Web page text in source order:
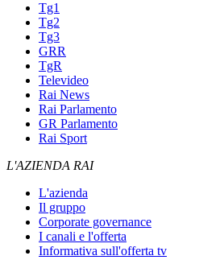
Tg1
Tg2
Tg3
GRR
TgR
Televideo
Rai News
Rai Parlamento
GR Parlamento
Rai Sport
L'AZIENDA RAI
L'azienda
Il gruppo
Corporate governance
I canali e l'offerta
Informativa sull'offerta tv